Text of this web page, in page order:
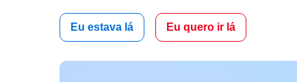
Eu estava lá Eu quero ir lá